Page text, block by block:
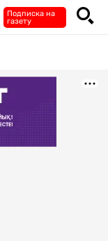
Подписка на
газету